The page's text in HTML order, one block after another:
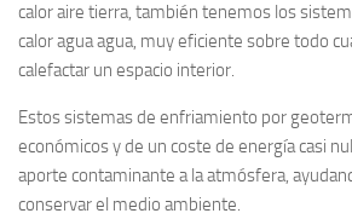
calor aire tierra, también tenemos los
calor agua agua, muy eficiente sobre todo
calefactar un espacio interior.
Estos sistemas de enfriamiento por
económicos y de un coste de energía casi
aporte contaminante a la atmósfera,
conservar el medio ambiente.